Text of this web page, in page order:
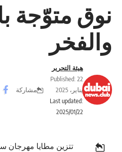
نوق متوّجة
والفخر
Last updated:
2025/01/22
هيئة التحرير
Published: 22
يناير، 2025
مشاركة
تتزين مطايا مهرجان